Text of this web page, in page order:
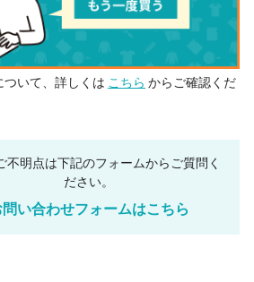
ついて、詳しくは こちら からご確認くだ
不明点は下記のフォームからご質問く
ださい。
問い合わせフォームはこちら